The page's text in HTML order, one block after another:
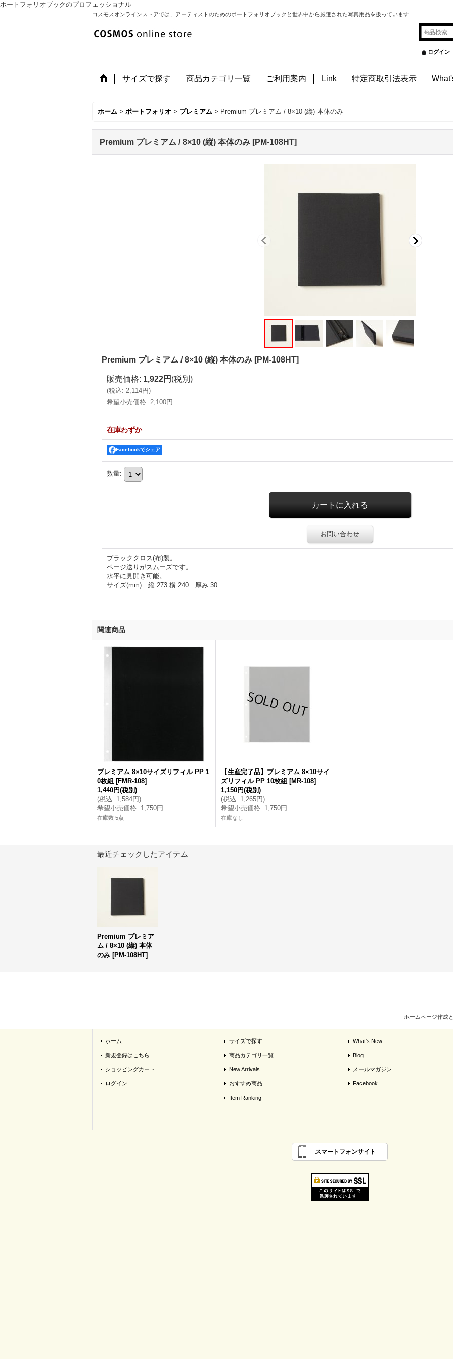
ポートフォリオブックのプロフェッショナル
コスモスオンラインストアでは、アーティストのためのポートフォリオブックと世界中から厳選された写真用品を扱っています
ログイン
サイズで探す 商品カテゴリ一覧 ご利用案内 Link 特定商取引法表示
ホーム > ポートフォリオ > プレミアム > Premium プレミアム / 8×10 (縦) 本体のみ
Premium プレミアム / 8×10 (縦) 本体のみ [PM-108HT]
Premium プレミアム / 8×10 (縦) 本体のみ [PM-108HT]
販売価格: 1,922円 (税別)
(税込: 2,114円)
希望小売価格: 2,100円
在庫わずか
Facebookでシェア
数量:
お問い合わせ
ブラッククロス(布)製。
ページ送りがスムーズです。
水平に見開き可能。
サイズ(mm) 縦 273 横 240 厚み 30
関連商品
プレミアム 8×10サイズリフィル PP 1
0枚組 [FMR-108]
1,440円(税別)
(税込: 1,584円)
希望小売価格: 1,750円
在庫数 5点
【生産完了品】プレミアム 8×10サイ
ズリフィル PP 10枚組 [MR-108]
1,150円(税別)
(税込: 1,265円)
希望小売価格: 1,750円
在庫なし
最近チェックしたアイテム
Premium プレミア
ム / 8×10 (縦) 本体
のみ [PM-108HT]
ホームページ作成
ホーム
新規登録はこちら
ショッピングカート
ログイン
サイズで探す
商品カテゴリ一覧
New Arrivals
おすすめ商品
Item Ranking
What's New
Blog
メールマガジン
Facebook
スマートフォンサイト